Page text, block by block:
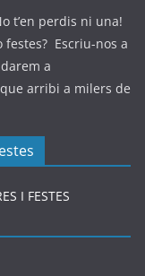
t’en perdis ni una!
Escriu-nos a
a
arribi a milers de